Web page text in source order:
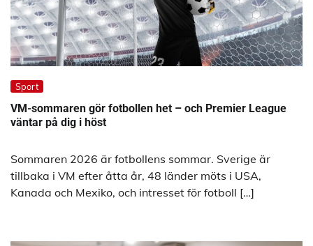
Sport
VM-sommaren gör fotbollen het – och Premier League
väntar på dig i höst
Sommaren 2026 är fotbollens sommar. Sverige är
tillbaka i VM efter åtta år, 48 länder möts i USA,
Kanada och Mexiko, och intresset för fotboll […]